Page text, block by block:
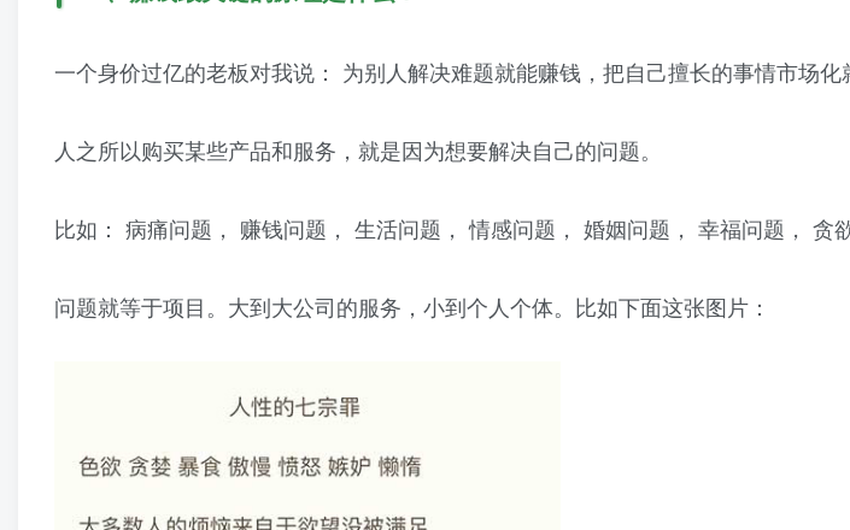
一个身价过亿的老板对我说： 为别人解决难题就能赚钱，把自己擅长的事情市场化
人之所以购买某些产品和服务，就是因为想要解决自己的问题。
比如： 病痛问题， 赚钱问题， 生活问题， 情感问题， 婚姻问题， 幸福问题， 贪欲
问题就等于项目。大到大公司的服务，小到个人个体。比如下面这张图片：